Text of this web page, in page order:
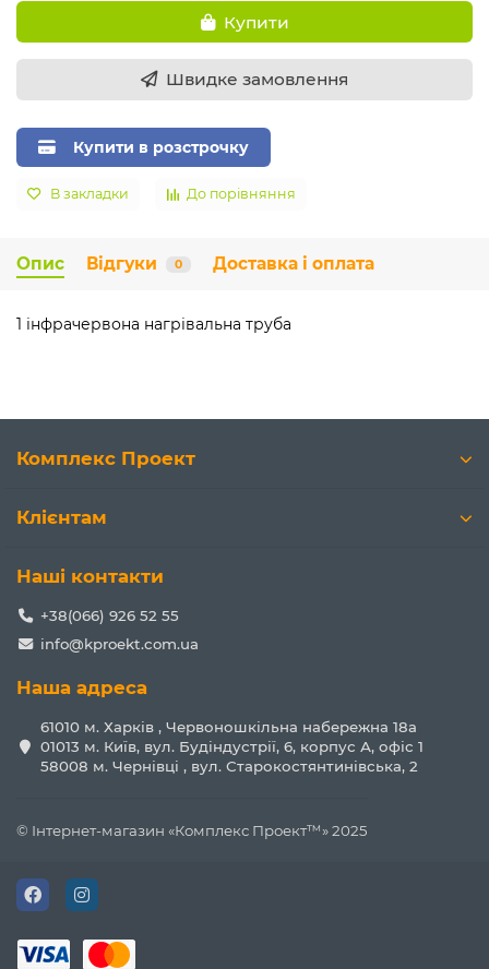
Купити
Швидке замовлення
Купити в розстрочку
В закладки До порівняння
Опис Відгуки 0 Доставка і оплата
1 інфрачервона нагрівальна труба
Комплекс Проект
Клієнтам
Наші контакти
+38(066) 926 52 55
info@kproekt.com.ua
Наша адреса
61010 м. Харків , Червоношкільна набережна 18а
01013 м. Київ, вул. Будіндустрії, 6, корпус А, офіс 1
58008 м. Чернівці , вул. Старокостянтинівська, 2
© Інтернет-магазин «Комплекс Проект™» 2025